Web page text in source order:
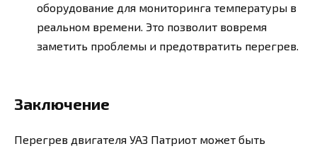
оборудование для мониторинга температуры в
реальном времени. Это позволит вовремя
заметить проблемы и предотвратить перегрев.
Заключение
Перегрев двигателя УАЗ Патриот может быть